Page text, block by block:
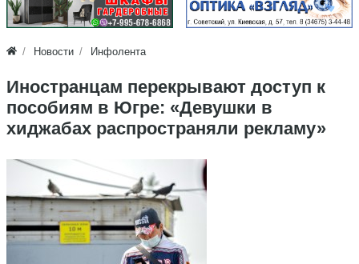
Новости Инфолента
Иностранцам перекрывают доступ к
пособиям в Югре: «Девушки в
хиджабах распространяли рекламу»